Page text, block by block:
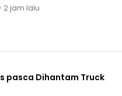
2 jam lalu
pasca Dihantam Truck